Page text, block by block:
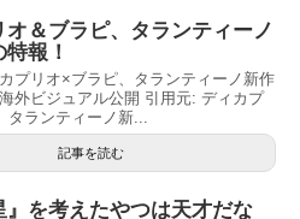
オ＆ブラピ、タランティーノ
報！
カプリオ×ブラピ、タランティーノ新作
外ビジュアル公開 引用元: ディカプ
タランティーノ新...
記事を読む
』を考えたやつは天才だな